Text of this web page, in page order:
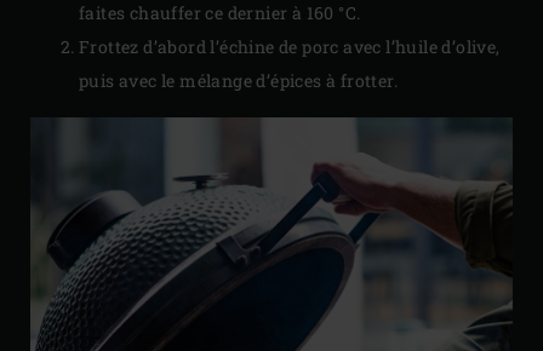
faites chauffer ce dernier à 160 °C.
Frottez d’abord l’échine de porc avec l’huile d’olive,
puis avec le mélange d’épices à frotter.